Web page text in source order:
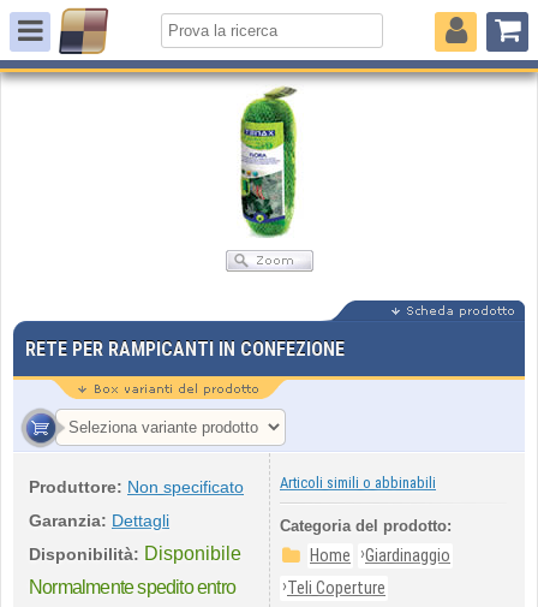
RETE PER RAMPICANTI IN CONFEZIONE
Produttore: Non specificato
Garanzia: Dettagli
Disponibilità: Disponibile
Normalmente spedito entro
Articoli simili o abbinabili
Categoria del prodotto:
Home ›Giardinaggio
›Teli Coperture